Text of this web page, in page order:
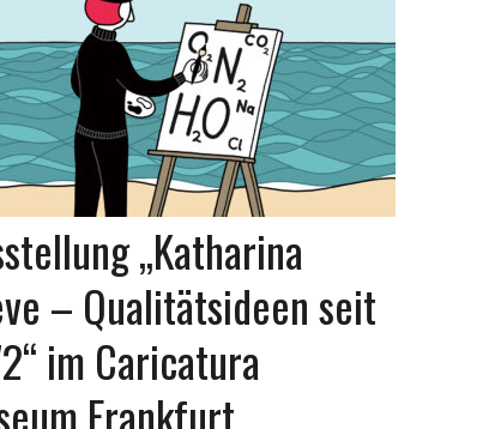
„Katharina
– Qualitätsideen seit
im Caricatura
Frankfurt